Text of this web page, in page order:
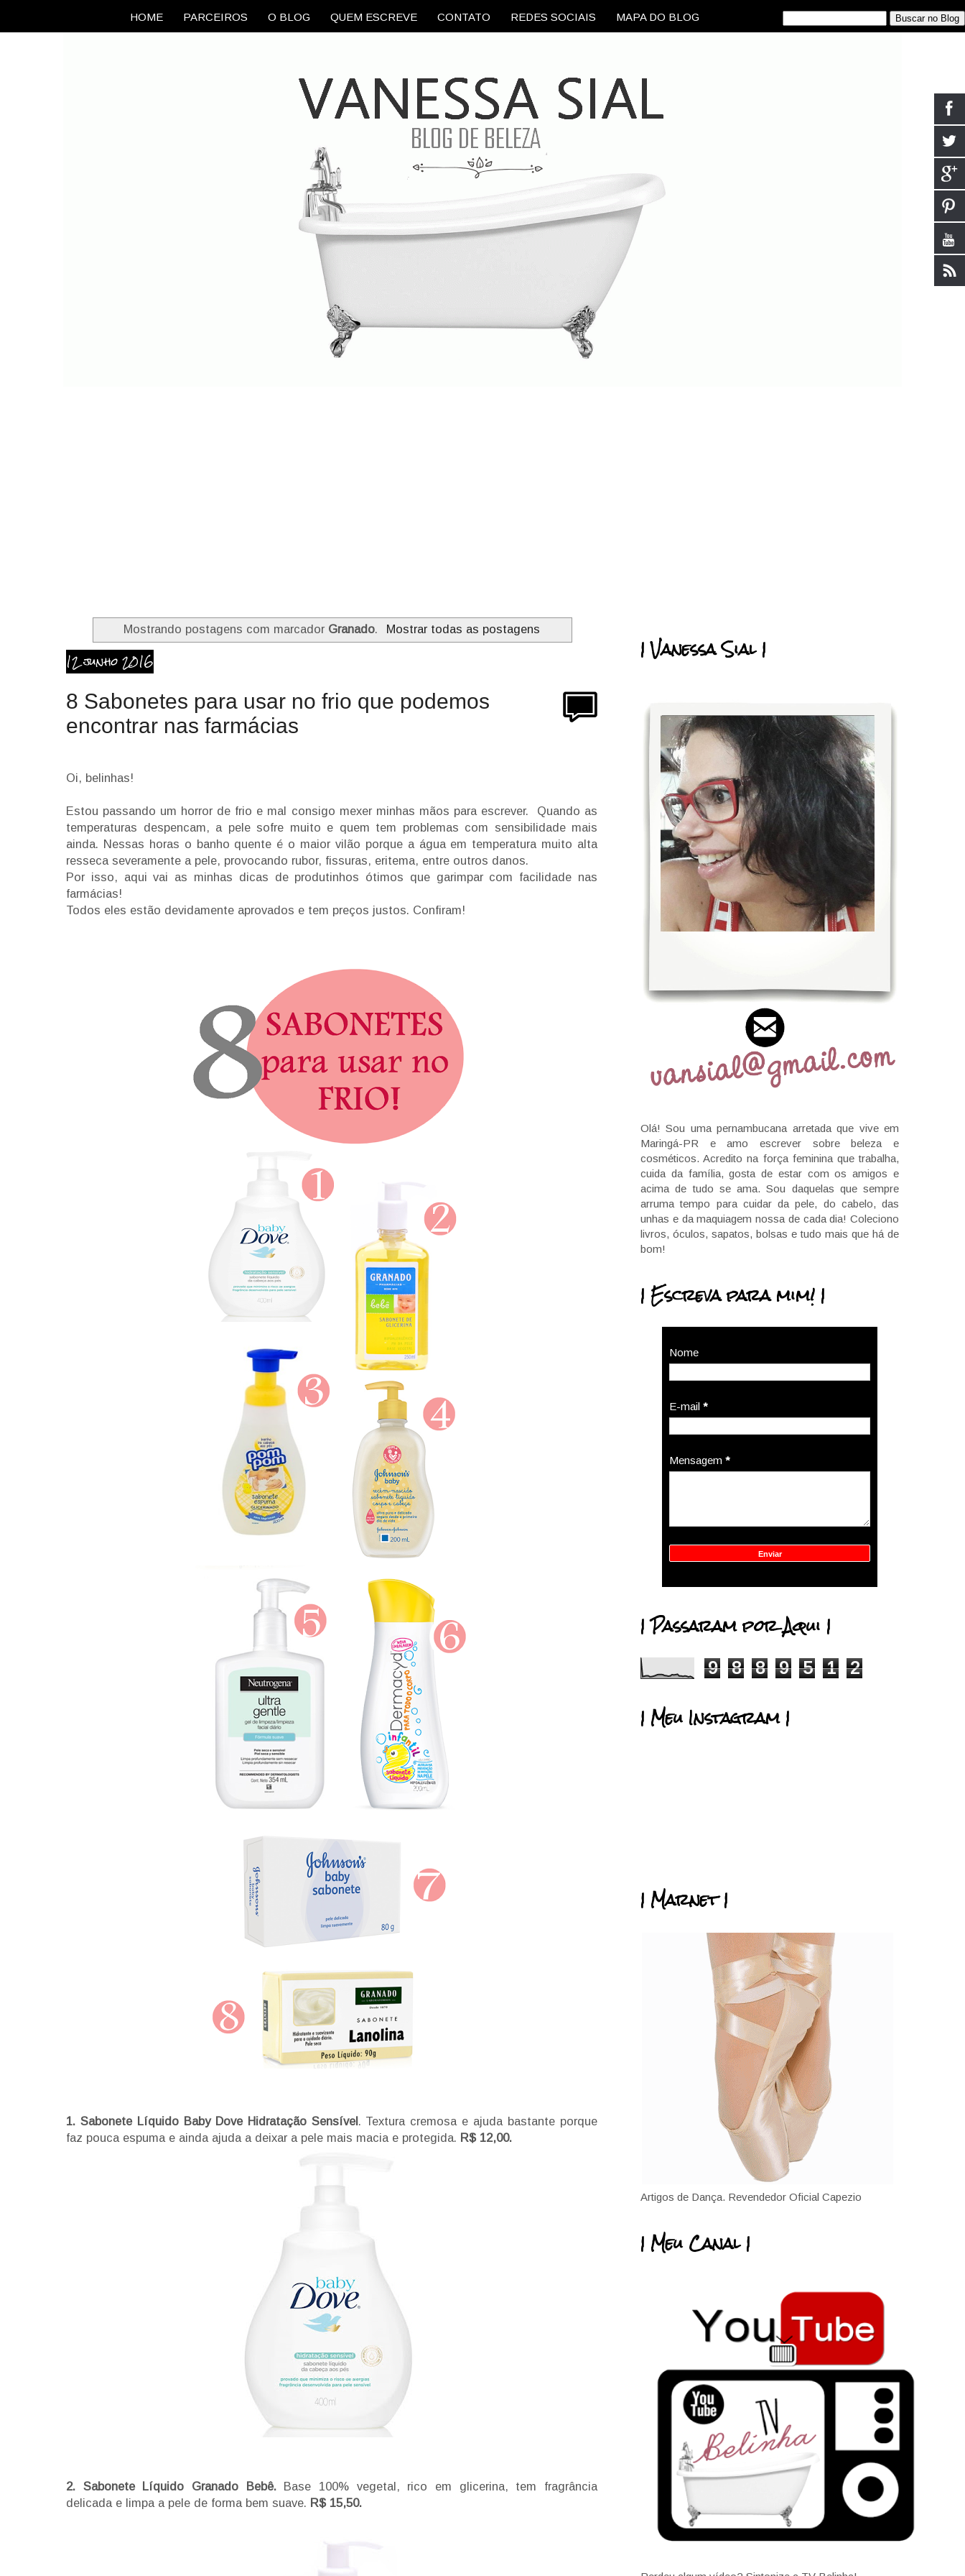
HOME PARCEIROS O BLOG QUEM ESCREVE CONTATO REDES SOCIAIS MAPA DO BLOG
Mostrando postagens com marcador Granado. Mostrar todas as postagens
12 junho 2016
8 Sabonetes para usar no frio que podemos
encontrar nas farmácias
Oi, belinhas!
Estou passando um horror de frio e mal consigo mexer minhas mãos para escrever. Quando as
temperaturas despencam, a pele sofre muito e quem tem problemas com sensibilidade mais
ainda. Nessas horas o banho quente é o maior vilão porque a água em temperatura muito alta
resseca severamente a pele, provocando rubor, fissuras, eritema, entre outros danos.
Por isso, aqui vai as minhas dicas de produtinhos ótimos que garimpar com facilidade nas
farmácias!
Todos eles estão devidamente aprovados e tem preços justos. Confiram!
1. Sabonete Líquido Baby Dove Hidratação Sensível. Textura cremosa e ajuda bastante porque
faz pouca espuma e ainda ajuda a deixar a pele mais macia e protegida. R$ 12,00.
2. Sabonete Líquido Granado Bebê. Base 100% vegetal, rico em glicerina, tem fragrância
delicada e limpa a pele de forma bem suave. R$ 15,50.
| Vanessa Sial |
Olá! Sou uma pernambucana arretada que vive em
Maringá-PR e amo escrever sobre beleza e
cosméticos. Acredito na força feminina que trabalha,
cuida da família, gosta de estar com os amigos e
acima de tudo se ama. Sou daquelas que sempre
arruma tempo para cuidar da pele, do cabelo, das
unhas e da maquiagem nossa de cada dia! Coleciono
livros, óculos, sapatos, bolsas e tudo mais que há de
bom!
| Escreva para mim! |
Nome
E-mail *
Mensagem *
| Passaram por Aqui |
9 8 8 9 5 1 2
| Meu Instagram |
| Marnet |
Artigos de Dança. Revendedor Oficial Capezio
| Meu Canal |